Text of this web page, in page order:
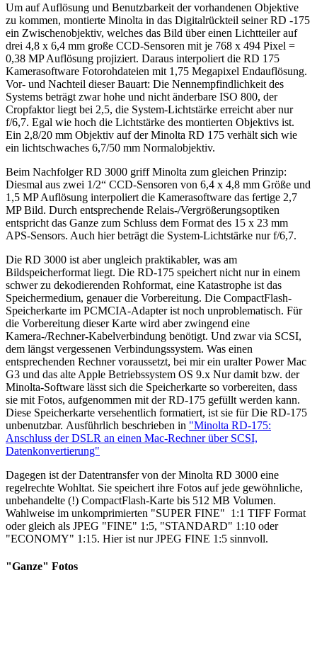
Um auf Auflösung und Benutzbarkeit der vorhandenen Objektive
zu kommen, montierte Minolta in das Digitalrückteil seiner RD -175
ein Zwischenobjektiv, welches das Bild über einen Lichtteiler auf
drei 4,8 x 6,4 mm große CCD-Sensoren mit je 768 x 494 Pixel =
0,38 MP Auflösung projiziert. Daraus interpoliert die RD 175
Kamerasoftware Fotorohdateien mit 1,75 Megapixel Endauflösung.
Vor- und Nachteil dieser Bauart: Die Nennempfindlichkeit des
Systems beträgt zwar hohe und nicht änderbare ISO 800, der
Cropfaktor liegt bei 2,5, die System-Lichtstärke erreicht aber nur
f/6,7. Egal wie hoch die Lichtstärke des montierten Objektivs ist.
Ein 2,8/20 mm Objektiv auf der Minolta RD 175 verhält sich wie
ein lichtschwaches 6,7/50 mm Normalobjektiv.
Beim Nachfolger RD 3000 griff Minolta zum gleichen Prinzip:
Diesmal aus zwei 1/2“ CCD-Sensoren von 6,4 x 4,8 mm Größe und
1,5 MP Auflösung interpoliert die Kamerasoftware das fertige 2,7
MP Bild. Durch entsprechende Relais-/Vergrößerungsoptiken
entspricht das Ganze zum Schluss dem Format des 15 x 23 mm
APS-Sensors. Auch hier beträgt die System-Lichtstärke nur f/6,7.
Die RD 3000 ist aber ungleich praktikabler, was am
Bildspeicherformat liegt. Die RD-175 speichert nicht nur in einem
schwer zu dekodierenden Rohformat, eine Katastrophe ist das
Speichermedium, genauer die Vorbereitung. Die CompactFlash-
Speicherkarte im PCMCIA-Adapter ist noch unproblematisch. Für
die Vorbereitung dieser Karte wird aber zwingend eine
Kamera-/Rechner-Kabelverbindung benötigt. Und zwar via SCSI,
dem längst vergessenen Verbindungssystem. Was einen
entsprechenden Rechner voraussetzt, bei mir ein uralter Power Mac
G3 und das alte Apple Betriebssystem OS 9.x Nur damit bzw. der
Minolta-Software lässt sich die Speicherkarte so vorbereiten, dass
sie mit Fotos, aufgenommen mit der RD-175 gefüllt werden kann.
Diese Speicherkarte versehentlich formatiert, ist sie für Die RD-175
unbenutzbar. Ausführlich beschrieben in "Minolta RD-175:
Anschluss der DSLR an einen Mac-Rechner über SCSI,
Datenkonvertierung"
Dagegen ist der Datentransfer von der Minolta RD 3000 eine
regelrechte Wohltat. Sie speichert ihre Fotos auf jede gewöhnliche,
unbehandelte (!) CompactFlash-Karte bis 512 MB Volumen.
Wahlweise im unkomprimierten "SUPER FINE" 1:1 TIFF Format
oder gleich als JPEG "FINE" 1:5, "STANDARD" 1:10 oder
"ECONOMY" 1:15. Hier ist nur JPEG FINE 1:5 sinnvoll.
"Ganze" Fotos